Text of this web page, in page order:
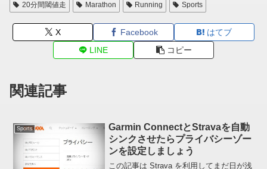
20分間閾値走 Marathon Running Sports
X Facebook
はてブ
LINE
コピー
関連記事
Sports
Garmin ConnectとStravaを自動
シンクさせたらプライバシーゾー
ンを設定しましょう
この記事は Strava を利用してまだ日が浅